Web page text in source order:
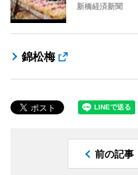
新橋経済新聞
錦松梅
前の記事